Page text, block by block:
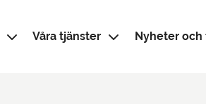
Våra tjänster Nyheter och